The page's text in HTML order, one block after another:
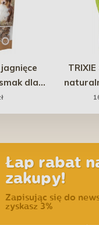
jagnięce
dla
Łap rabat
zakupy!
Zapisując się do
zyskasz 3%